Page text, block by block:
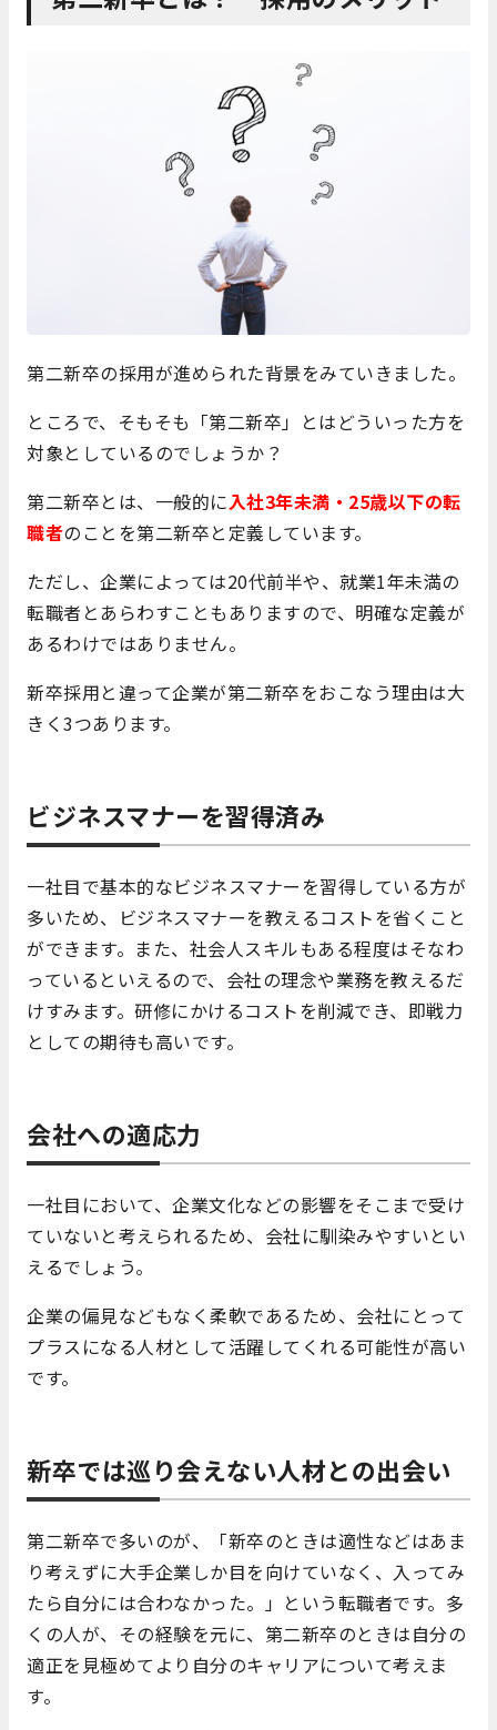
第二新卒の採用が進められた背景をみていきました。
ところで、そもそも「第二新卒」とはどういった方を
対象としているのでしょうか？
第二新卒とは、一般的に入社3年未満・25歳以下の転
職者のことを第二新卒と定義しています。
ただし、企業によっては20代前半や、就業1年未満の
転職者とあらわすこともありますので、明確な定義が
あるわけではありません。
新卒採用と違って企業が第二新卒をおこなう理由は大
きく3つあります。
ビジネスマナーを習得済み
一社目で基本的なビジネスマナーを習得している方が
多いため、ビジネスマナーを教えるコストを省くこと
ができます。また、社会人スキルもある程度はそなわ
っているといえるので、会社の理念や業務を教えるだ
けすみます。研修にかけるコストを削減でき、即戦力
としての期待も高いです。
会社への適応力
一社目において、企業文化などの影響をそこまで受け
ていないと考えられるため、会社に馴染みやすいとい
えるでしょう。
企業の偏見などもなく柔軟であるため、会社にとって
プラスになる人材として活躍してくれる可能性が高い
です。
新卒では巡り会えない人材との出会い
第二新卒で多いのが、「新卒のときは適性などはあま
り考えずに大手企業しか目を向けていなく、入ってみ
たら自分には合わなかった。」という転職者です。多
くの人が、その経験を元に、第二新卒のときは自分の
適正を見極めてより自分のキャリアについて考えま
す。